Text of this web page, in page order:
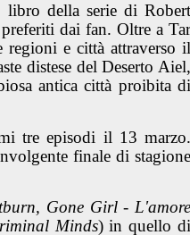
libro della serie di Robert
dai fan. Oltre a Tar
e città attraverso il
distese del Deserto Aiel,
antica città proibita di
tre episodi il 13 marzo.
finale di stagione
Gone Girl -
Minds) in quello